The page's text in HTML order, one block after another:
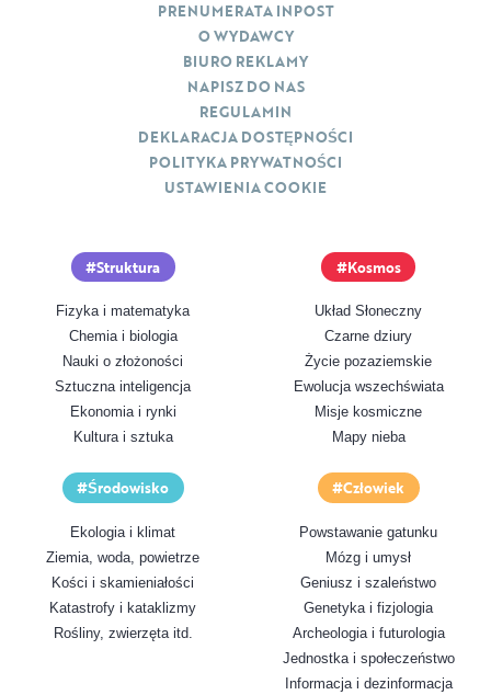
Struktura
Fizyka i matematyka
Chemia i biologia
Nauki o złożoności
Sztuczna inteligencja
Ekonomia i rynki
Kultura i sztuka
Kosmos
Układ Słoneczny
Czarne dziury
Życie pozaziemskie
Ewolucja wszechświata
Misje kosmiczne
Mapy nieba
Środowisko
Ekologia i klimat
Ziemia, woda, powietrze
Kości i skamieniałości
Katastrofy i kataklizmy
Rośliny, zwierzęta itd.
Człowiek
Powstawanie gatunku
Mózg i umysł
Geniusz i szaleństwo
Genetyka i fizjologia
Archeologia i futurologia
Jednostka i społeczeństwo
Informacja i dezinformacja
PRENUMERATA INPOST
O WYDAWCY
BIURO REKLAMY
NAPISZ DO NAS
REGULAMIN
DEKLARACJA DOSTĘPNOŚCI
POLITYKA PRYWATNOŚCI
USTAWIENIA COOKIE